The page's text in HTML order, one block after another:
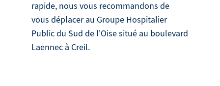
rapide, nous vous recommandons de
vous déplacer au Groupe Hospitalier
Public du Sud de l'Oise situé au boulevard
Laennec à Creil.